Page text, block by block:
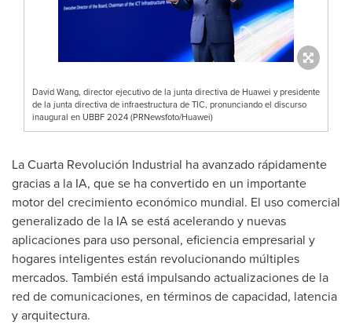
David Wang, director ejecutivo de la junta directiva de Huawei y presidente
de la junta directiva de infraestructura de TIC, pronunciando el discurso
inaugural en UBBF 2024 (PRNewsfoto/Huawei)
La Cuarta Revolución Industrial ha avanzado rápidamente
gracias a la IA, que se ha convertido en un importante
motor del crecimiento económico mundial. El uso comercial
generalizado de la IA se está acelerando y nuevas
aplicaciones para uso personal, eficiencia empresarial y
hogares inteligentes están revolucionando múltiples
mercados. También está impulsando actualizaciones de la
red de comunicaciones, en términos de capacidad, latencia
y arquitectura.